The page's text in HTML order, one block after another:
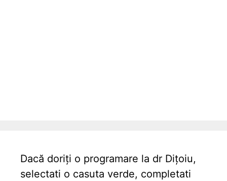
Dacă doriți o programare la dr Dițoiu,
selectati o casuta verde, completati